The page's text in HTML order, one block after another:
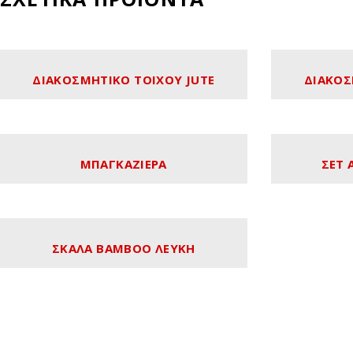
ΔΙΑΚΟΣΜΗΤΙΚΟ ΤΟΙΧΟΥ JUTE
ΜΠΑΓΚΑΖΙΕΡΑ ΣΕΤ
ΣΚΑΛΑ ΒΑΜΒΟΟ ΛΕΥΚΗ